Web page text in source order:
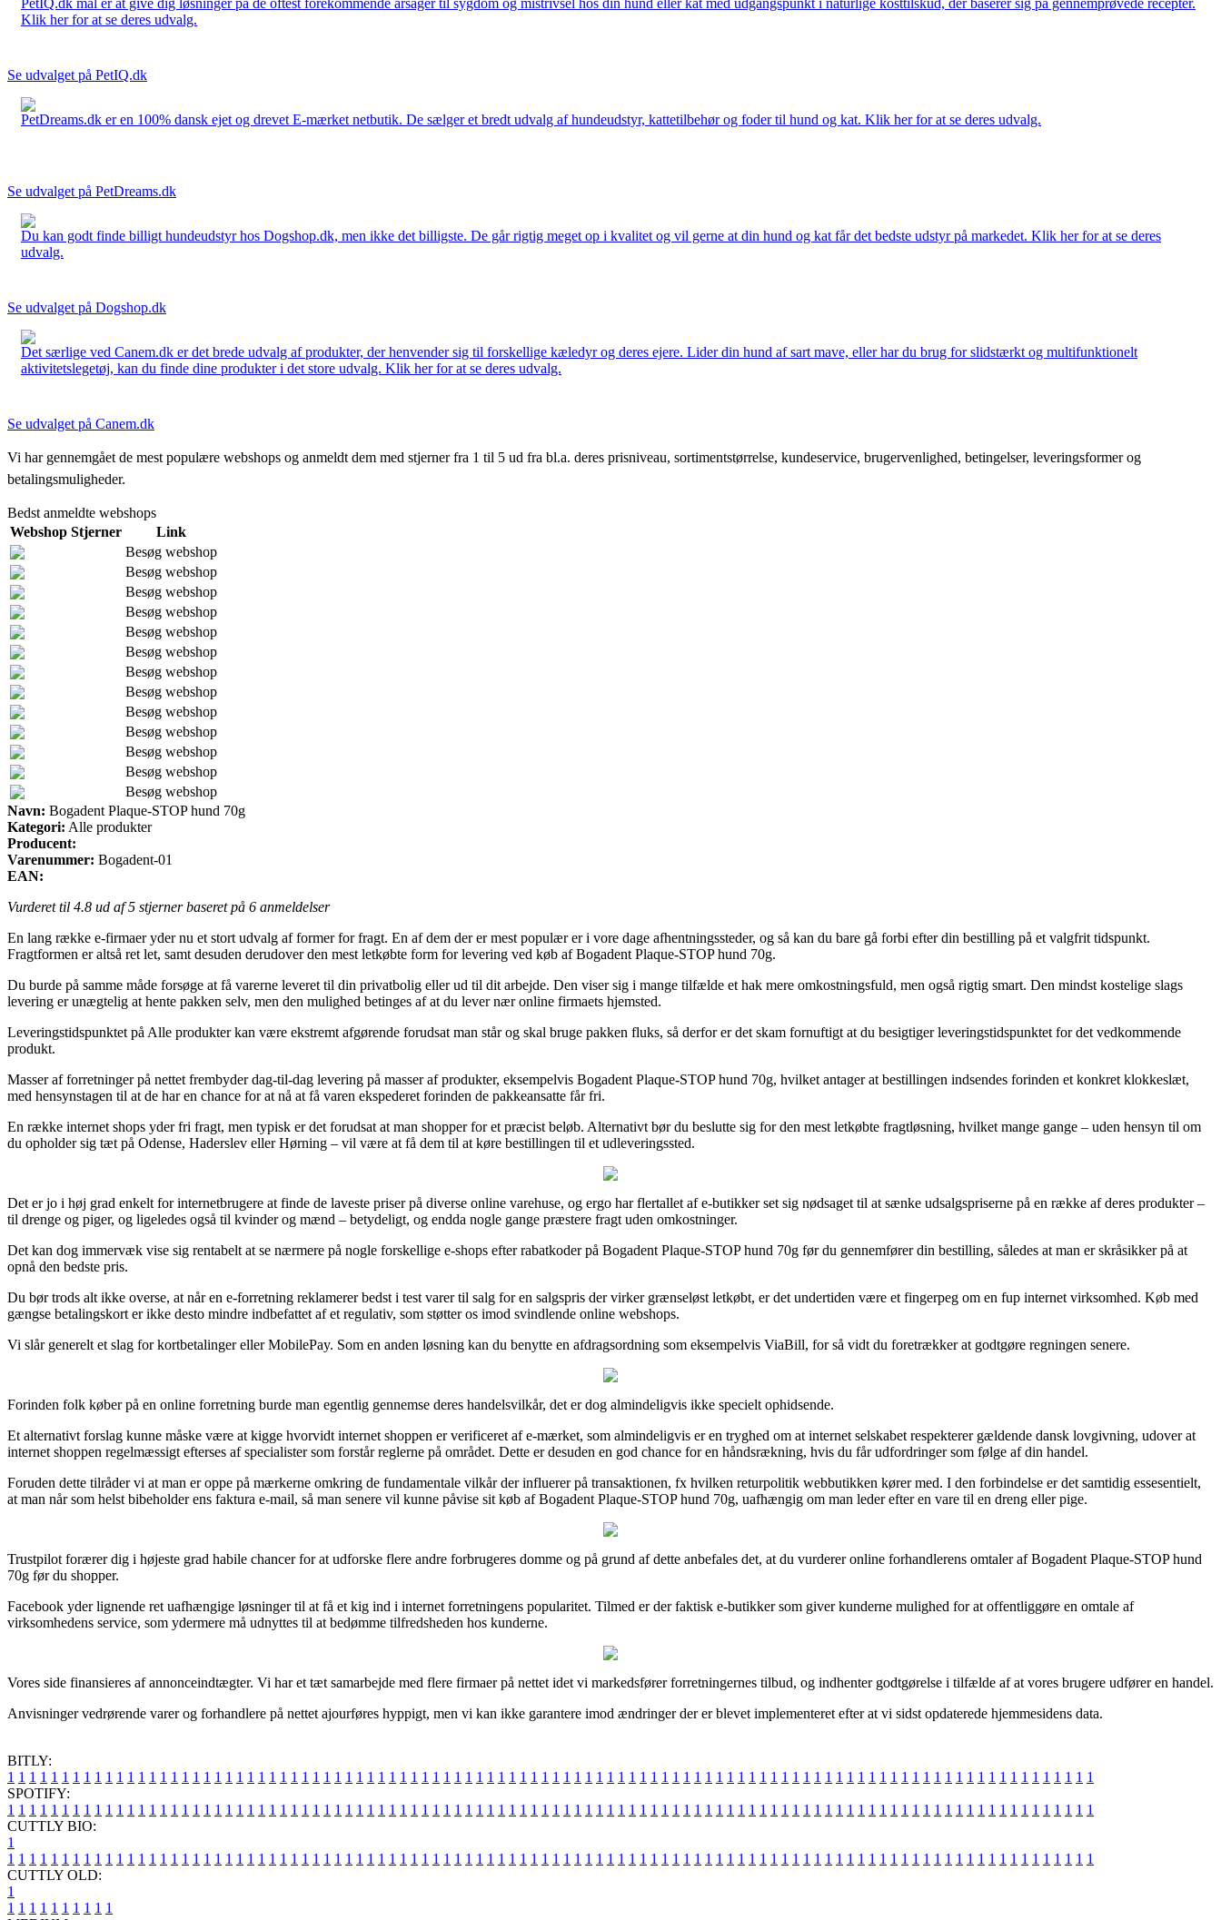
Klik her for at se deres udvalg.
Se udvalget på PetIQ.dk
PetDreams.dk er en 100% dansk ejet og drevet E-mærket netbutik. De sælger et bredt udvalg af hundeudstyr, kattetilbehør og foder til hund og kat. Klik her for at se deres udvalg.
Se udvalget på PetDreams.dk
Du kan godt finde billigt hundeudstyr hos Dogshop.dk, men ikke det billigste. De går rigtig meget op i kvalitet og vil gerne at din hund og kat får det bedste udstyr på markedet. Klik her for at se deres
udvalg.
Se udvalget på Dogshop.dk
Det særlige ved Canem.dk er det brede udvalg af produkter, der henvender sig til forskellige kæledyr og deres ejere. Lider din hund af sart mave, eller har du brug for slidstærkt og multifunktionelt
aktivitetslegetøj, kan du finde dine produkter i det store udvalg. Klik her for at se deres udvalg.
Se udvalget på Canem.dk
Vi har gennemgået de mest populære webshops og anmeldt dem med stjerner fra 1 til 5 ud fra bl.a. deres prisniveau, sortimentstørrelse, kundeservice, brugervenlighed, betingelser, leveringsformer og
betalingsmuligheder.
Bedst anmeldte webshops
Webshop Stjerner
Link
Besøg webshop
Besøg webshop
Besøg webshop
Besøg webshop
Besøg webshop
Besøg webshop
Besøg webshop
Besøg webshop
Besøg webshop
Besøg webshop
Besøg webshop
Besøg webshop
Besøg webshop
Navn: Bogadent Plaque-STOP hund 70g
Kategori: Alle produkter
Producent:
Varenummer: Bogadent-01
EAN:
Vurderet til 4.8 ud af 5 stjerner baseret på 6 anmeldelser
En lang række e-firmaer yder nu et stort udvalg af former for fragt. En af dem der er mest populær er i vore dage afhentningssteder, og så kan du bare gå forbi efter din bestilling på et valgfrit tidspunkt.
Fragtformen er altså ret let, samt desuden derudover den mest letkøbte form for levering ved køb af Bogadent Plaque-STOP hund 70g.
Du burde på samme måde forsøge at få varerne leveret til din privatbolig eller ud til dit arbejde. Den viser sig i mange tilfælde et hak mere omkostningsfuld, men også rigtig smart. Den mindst kostelige slags
levering er unægtelig at hente pakken selv, men den mulighed betinges af at du lever nær online firmaets hjemsted.
Leveringstidspunktet på Alle produkter kan være ekstremt afgørende forudsat man står og skal bruge pakken fluks, så derfor er det skam fornuftigt at du besigtiger leveringstidspunktet for det vedkommende
produkt.
Masser af forretninger på nettet frembyder dag-til-dag levering på masser af produkter, eksempelvis Bogadent Plaque-STOP hund 70g, hvilket antager at bestillingen indsendes forinden et konkret klokkeslæt,
med hensynstagen til at de har en chance for at nå at få varen ekspederet forinden de pakkeansatte får fri.
En række internet shops yder fri fragt, men typisk er det forudsat at man shopper for et præcist beløb. Alternativt bør du beslutte sig for den mest letkøbte fragtløsning, hvilket mange gange – uden hensyn til om
du opholder sig tæt på Odense, Haderslev eller Hørning – vil være at få dem til at køre bestillingen til et udleveringssted.
Det er jo i høj grad enkelt for internetbrugere at finde de laveste priser på diverse online varehuse, og ergo har flertallet af e-butikker set sig nødsaget til at sænke udsalgspriserne på en række af deres produkter –
til drenge og piger, og ligeledes også til kvinder og mænd – betydeligt, og endda nogle gange præstere fragt uden omkostninger.
Det kan dog immervæk vise sig rentabelt at se nærmere på nogle forskellige e-shops efter rabatkoder på Bogadent Plaque-STOP hund 70g før du gennemfører din bestilling, således at man er skråsikker på at
opnå den bedste pris.
Du bør trods alt ikke overse, at når en e-forretning reklamerer bedst i test varer til salg for en salgspris der virker grænseløst letkøbt, er det undertiden være et fingerpeg om en fup internet virksomhed. Køb med
gængse betalingskort er ikke desto mindre indbefattet af et regulativ, som støtter os imod svindlende online webshops.
Vi slår generelt et slag for kortbetalinger eller MobilePay. Som en anden løsning kan du benytte en afdragsordning som eksempelvis ViaBill, for så vidt du foretrækker at godtgøre regningen senere.
Forinden folk køber på en online forretning burde man egentlig gennemse deres handelsvilkår, det er dog almindeligvis ikke specielt ophidsende.
Et alternativt forslag kunne måske være at kigge hvorvidt internet shoppen er verificeret af e-mærket, som almindeligvis er en tryghed om at internet selskabet respekterer gældende dansk lovgivning, udover at
internet shoppen regelmæssigt efterses af specialister som forstår reglerne på området. Dette er desuden en god chance for en håndsrækning, hvis du får udfordringer som følge af din handel.
Foruden dette tilråder vi at man er oppe på mærkerne omkring de fundamentale vilkår der influerer på transaktionen, fx hvilken returpolitik webbutikken kører med. I den forbindelse er det samtidig essesentielt,
at man når som helst bibeholder ens faktura e-mail, så man senere vil kunne påvise sit køb af Bogadent Plaque-STOP hund 70g, uafhængig om man leder efter en vare til en dreng eller pige.
Trustpilot forærer dig i højeste grad habile chancer for at udforske flere andre forbrugeres domme og på grund af dette anbefales det, at du vurderer online forhandlerens omtaler af Bogadent Plaque-STOP hund
70g før du shopper.
Facebook yder lignende ret uafhængige løsninger til at få et kig ind i internet forretningens popularitet. Tilmed er der faktisk e-butikker som giver kunderne mulighed for at offentliggøre en omtale af
virksomhedens service, som ydermere må udnyttes til at bedømme tilfredsheden hos kunderne.
Vores side finansieres af annonceindtægter. Vi har et tæt samarbejde med flere firmaer på nettet idet vi markedsfører forretningernes tilbud, og indhenter godtgørelse i tilfælde af at vores brugere udfører en handel.
Anvisninger vedrørende varer og forhandlere på nettet ajourføres hyppigt, men vi kan ikke garantere imod ændringer der er blevet implementeret efter at vi sidst opdaterede hjemmesidens data.
BITLY:
1 1 1 1 1 1 1 1 1 1 1 1 1 1 1 1 1 1 1 1 1 1 1 1 1 1 1 1 1 1 1 1 1 1 1 1 1 1 1 1 1 1 1 1 1 1 1 1 1 1 1 1 1 1 1 1 1 1 1 1 1 1 1 1 1 1 1 1 1 1 1 1 1 1 1 1 1 1 1 1 1 1 1 1 1 1 1 1 1 1 1 1 1 1 1 1 1 1 1 1
SPOTIFY:
1 1 1 1 1 1 1 1 1 1 1 1 1 1 1 1 1 1 1 1 1 1 1 1 1 1 1 1 1 1 1 1 1 1 1 1 1 1 1 1 1 1 1 1 1 1 1 1 1 1 1 1 1 1 1 1 1 1 1 1 1 1 1 1 1 1 1 1 1 1 1 1 1 1 1 1 1 1 1 1 1 1 1 1 1 1 1 1 1 1 1 1 1 1 1 1 1 1 1 1
CUTTLY BIO:
1
1 1 1 1 1 1 1 1 1 1 1 1 1 1 1 1 1 1 1 1 1 1 1 1 1 1 1 1 1 1 1 1 1 1 1 1 1 1 1 1 1 1 1 1 1 1 1 1 1 1 1 1 1 1 1 1 1 1 1 1 1 1 1 1 1 1 1 1 1 1 1 1 1 1 1 1 1 1 1 1 1 1 1 1 1 1 1 1 1 1 1 1 1 1 1 1 1 1 1 1
CUTTLY OLD:
1
1 1 1 1 1 1 1 1 1 1